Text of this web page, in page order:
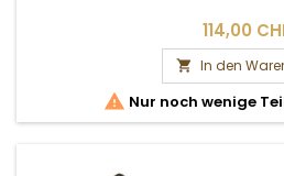
114,00
 In den
 Nur noch wenige